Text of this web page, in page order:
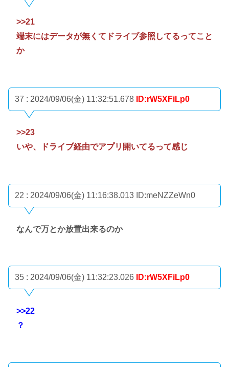
>>21
端末にはデータが無くてドライブ参照してるってこと
か
37 : 2024/09/06(金) 11:32:51.678 ID:rW5XFiLp0
>>23
いや、ドライブ経由でアプリ開いてるって感じ
22 : 2024/09/06(金) 11:16:38.013 ID:meNZZeWn0
なんで万とか放置出来るのか
35 : 2024/09/06(金) 11:32:23.026 ID:rW5XFiLp0
>>22
？